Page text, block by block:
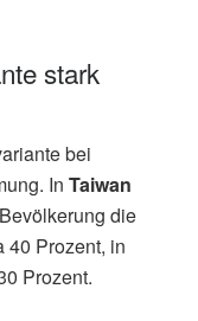
stark
bei
In Taiwan
die
40 Prozent, in
Prozent.